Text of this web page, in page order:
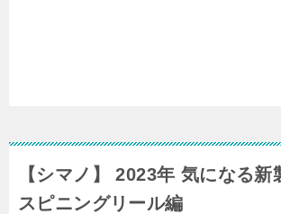
【シマノ】 2023年 気になる新
スピニングリール編